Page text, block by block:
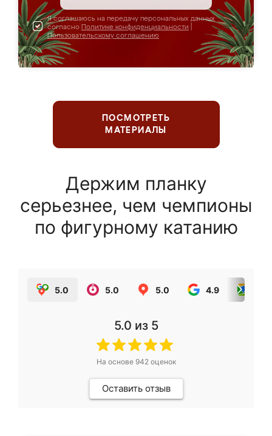
Я соглашаюсь на передачу персональных данных
согласно Политике конфиденциальности
Пользовательскому соглашению
ПОСМОТРЕТЬ
МАТЕРИАЛЫ
Держим планку
серьезнее, чем чемпионы
по фигурному катанию
5.0 5.0 5.0 4.9
5.0 из 5
На основе 942оценок
Оставить отзыв